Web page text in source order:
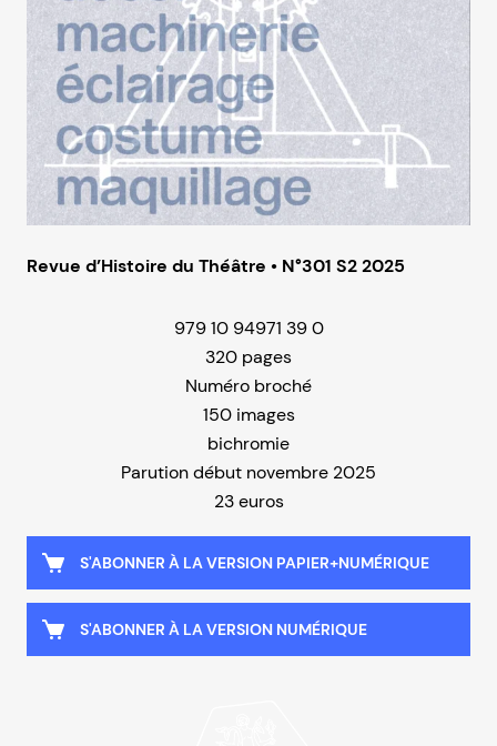
Revue d’Histoire du Théâtre • N°301 S2 2025
979 10 94971 39 0
320 pages
Numéro broché
150 images
bichromie
Parution début novembre 2025
23 euros
S'ABONNER À LA VERSION PAPIER+NUMÉRIQUE
S'ABONNER À LA VERSION NUMÉRIQUE